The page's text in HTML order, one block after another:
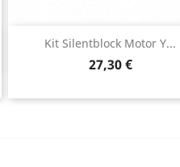
Kit Silentblock Motor Y...
Precio
27,30 €
Vista rápida